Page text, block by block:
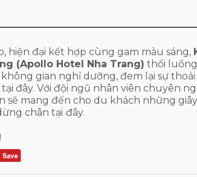
hiện đại kết hợp cùng gam màu sáng,
(Apollo Hotel Nha Trang) thổi
gian nghỉ dưỡng, đem lại sự thoải
đây. Với đội ngũ nhân viên chuyên
sẽ mang đến cho du khách những
chân tại đây.